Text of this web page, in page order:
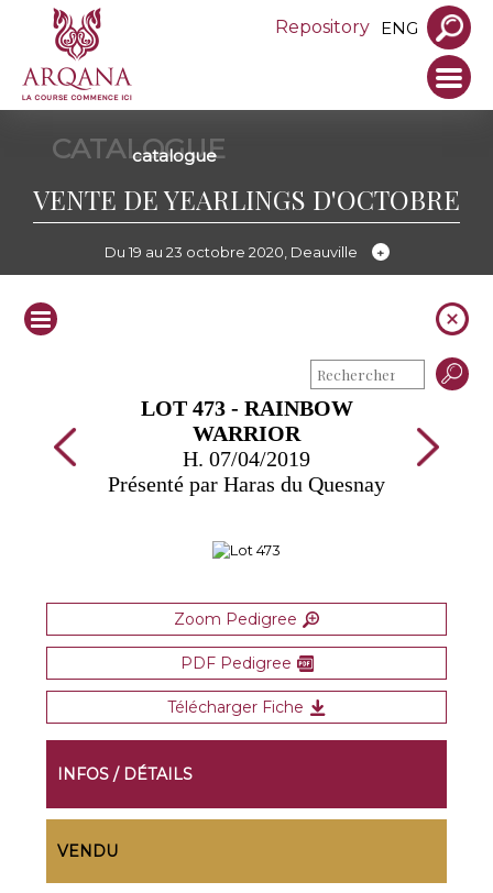
Repository ENG
CATALOGUE
catalogue
VENTE DE YEARLINGS D'OCTOBRE
Du 19 au 23 octobre 2020, Deauville
LOT 473 - RAINBOW
WARRIOR
H. 07/04/2019
Présenté par Haras du Quesnay
Zoom Pedigree
PDF Pedigree
Télécharger Fiche
INFOS / DÉTAILS
VENDU